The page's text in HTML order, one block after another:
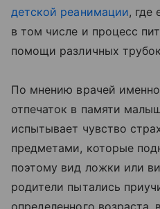
детской реанимации, где
в том числе и процесс
помощи различных
По мнению врачей
отпечаток в памяти
испытывает чувство
предметами, которые
поэтому вид ложки или
родители пытались
определенного возраста,